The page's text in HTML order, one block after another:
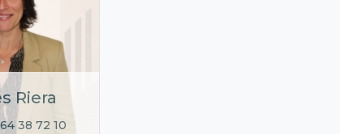
Riera
38 72 10